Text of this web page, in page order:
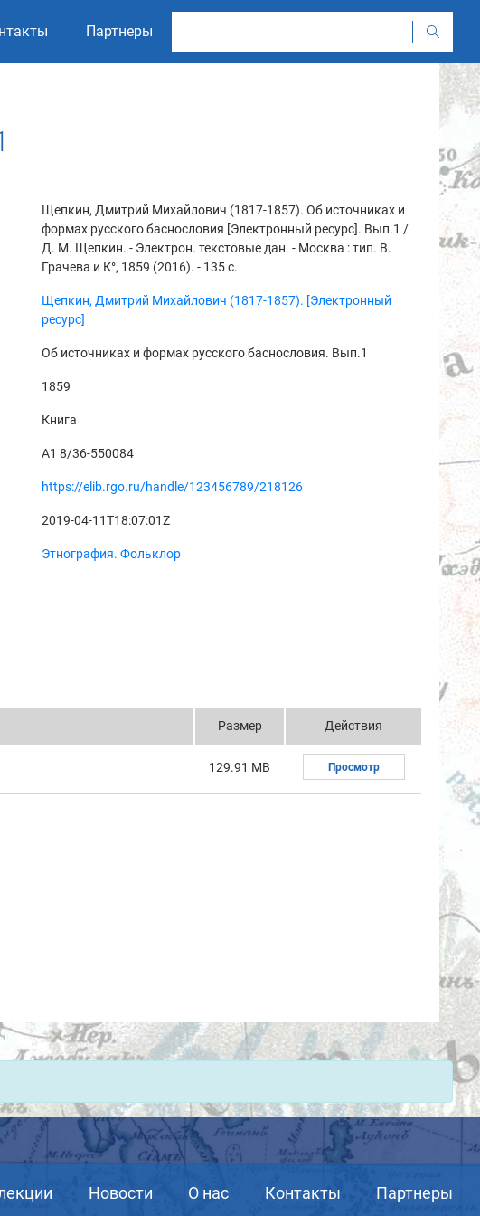
Партнеры
Щепкин, Дмитрий Михайлович (1817-1857). Об источниках и
формах русского баснословия [Электронный ресурс]. Вып.1 /
Д. М. Щепкин. - Электрон. текстовые дан. - Москва : тип. В.
Грачева и К°, 1859 (2016). - 135 с.
Щепкин, Дмитрий Михайлович (1817-1857). [Электронный
ресурс]
Об источниках и формах русского баснословия. Вып.1
1859
Книга
A1 8/36-550084
https://elib.rgo.ru/handle/123456789/218126
2019-04-11T18:07:01Z
Этнография. Фольклор
Размер Действия
129.91 MB Просмотр
Новости О нас Контакты Партнеры